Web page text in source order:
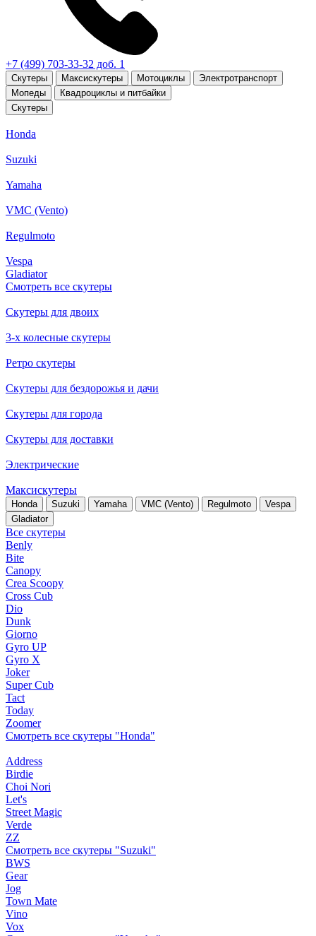
+7 (499) 703-33-32 доб. 1
Скутеры Максискутеры Мотоциклы
Электротранспорт
Мопеды
Квадроциклы и питбайки
Скутеры
Honda
Suzuki
Yamaha
VMC (Vento)
Regulmoto
Vespa
Gladiator
Смотреть все скутеры
Скутеры для двоих
3-х колесные скутеры
Ретро скутеры
Скутеры для бездорожья и дачи
Скутеры для города
Скутеры для доставки
Электрические
Максискутеры
Honda Suzuki Yamaha VMC (Vento) Regulmoto
Vespa
Gladiator
Все скутеры
Benly
Bite
Canopy
Crea Scoopy
Cross Cub
Dio
Dunk
Giorno
Gyro UP
Gyro X
Joker
Super Cub
Tact
Today
Zoomer
Смотреть все скутеры "Honda"
Address
Birdie
Choi Nori
Let's
Street Magic
Verde
ZZ
Смотреть все скутеры "Suzuki"
BWS
Gear
Jog
Town Mate
Vino
Vox